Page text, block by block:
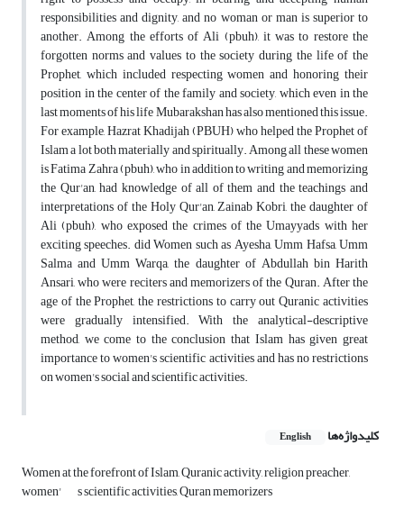
responsibilities and dignity, and no woman or man is superior to
another. Among the efforts of Ali (pbuh), it was to restore the
forgotten norms and values to the society during the life of the
Prophet, which included respecting women and honoring their
position in the center of the family and society, which even in the
last moments of his life Mubarakshan has also mentioned this issue.
For example, Hazrat Khadijah (PBUH) who helped the Prophet of
Islam a lot both materially and spiritually. Among all these women
is Fatima Zahra (pbuh), who in addition to writing and memorizing
the Qur'an, had knowledge of all of them and the teachings and
interpretations of the Holy Qur'an, Zainab Kobri, the daughter of
Ali (pbuh), who exposed the crimes of the Umayyads with her
exciting speeches. did Women such as Ayesha, Umm Hafsa, Umm
Salma and Umm Warqa, the daughter of Abdullah bin Harith
Ansari, who were reciters and memorizers of the Quran. After the
age of the Prophet, the restrictions to carry out Quranic activities
were gradually intensified. With the analytical-descriptive
method, we come to the conclusion that Islam has given great
importance to women's scientific activities and has no restrictions
on women's social and scientific activities.
کلیدواژه‌ها English
Women at the forefront of Islam, Quranic activity, religion preacher,
women' s scientific activities, Quran memorizers